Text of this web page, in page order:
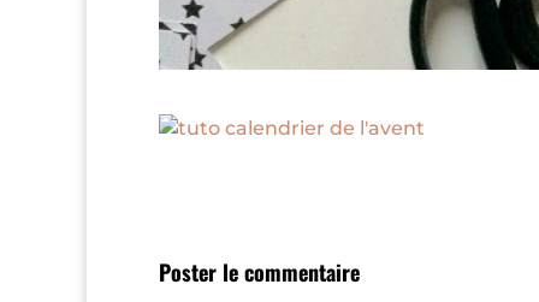
Poster le commentaire